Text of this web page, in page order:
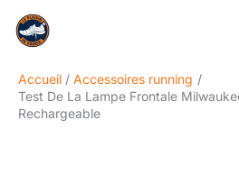
Accueil
Accessoires running
Test De La Lampe Frontale
Rechargeable
Rechercher